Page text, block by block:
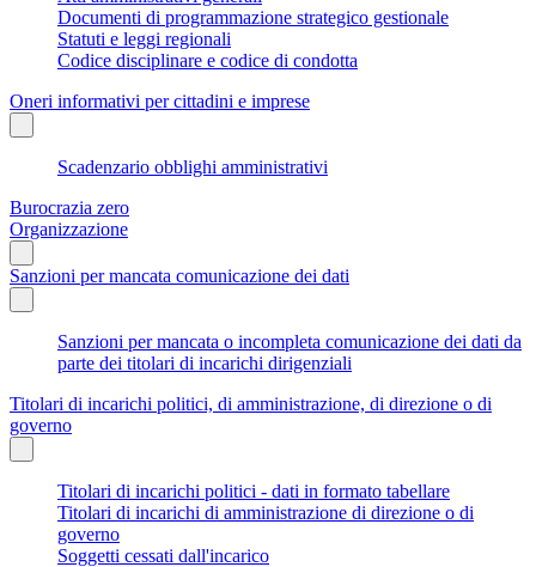
Documenti di programmazione strategico gestionale
Statuti e leggi regionali
Codice disciplinare e codice di condotta
Oneri informativi per cittadini e imprese
Scadenzario obblighi amministrativi
Burocrazia zero
Organizzazione
Sanzioni per mancata comunicazione dei dati
Sanzioni per mancata o incompleta comunicazione dei dati da
parte dei titolari di incarichi dirigenziali
Titolari di incarichi politici, di amministrazione, di direzione o di
governo
Titolari di incarichi politici - dati in formato tabellare
Titolari di incarichi di amministrazione di direzione o di
governo
Soggetti cessati dall'incarico